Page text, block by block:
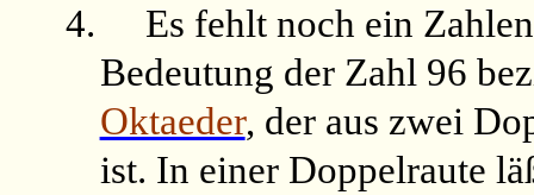
4.
Es fehlt noch ein
Bedeutung der Zahl 96
Oktaeder, der aus zwei
ist. In einer Doppelraute